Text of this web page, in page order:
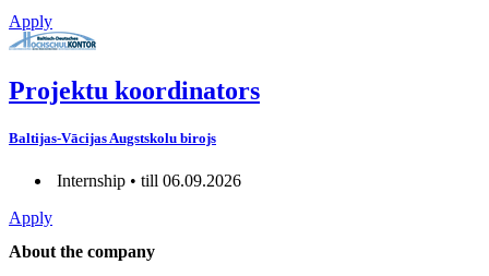
Apply
Projektu koordinators
Baltijas-Vācijas Augstskolu birojs
Internship • till 06.09.2026
Apply
About the company